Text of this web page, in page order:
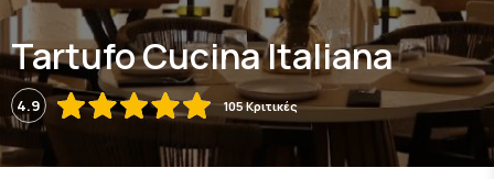
Tartufo Cucina Italiana
4.9 105 Κριτικές